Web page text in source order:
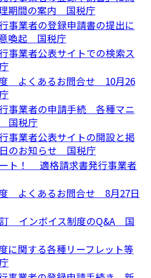
期間の案内 国税庁
事業者の登録申請書の提出に
喚起 国税庁
事業者公表サイトでの検索ス
よくあるお問合せ 10月26
事業者の申請手続 各種マニ
国税庁
事業者公表サイトの開設と掲
のお知らせ 国税庁
ト！ 適格請求書発行事業者
よくあるお問合せ 8月27日
インボイス制度のQ&A 国
に関する各種リーフレット等